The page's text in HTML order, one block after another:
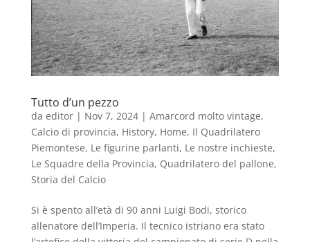
Tutto d’un pezzo
da editor| Nov 7, 2024| Amarcord molto vintage,
Calcio di provincia, History, Home, Il Quadrilatero
Piemontese, Le figurine parlanti, Le nostre inchieste,
Le Squadre della Provincia, Quadrilatero del pallone,
Storia del Calcio
Si è spento all’età di 90 anni Luigi Bodi, storico
allenatore dell’Imperia. Il tecnico istriano era stato